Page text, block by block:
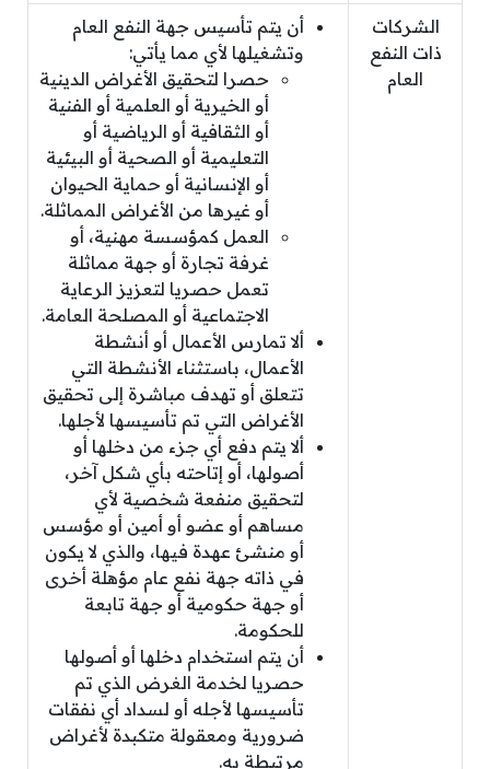
الشركات
ذات النفع
العام
أن يتم تأسيس جهة النفع العام
وتشغيلها لأي مما يأتي:
حصرا لتحقيق الأغراض الدينية
أو الخيرية أو العلمية أو الفنية
أو الثقافية أو الرياضية أو
التعليمية أو الصحية أو البيئية
أو الإنسانية أو حماية الحيوان
أو غيرها من الأغراض المماثلة.
العمل كمؤسسة مهنية، أو
غرفة تجارة أو جهة مماثلة
تعمل حصريا لتعزيز الرعاية
الاجتماعية أو المصلحة العامة.
ألا تمارس الأعمال أو أنشطة
الأعمال، باستثناء الأنشطة التي
تتعلق أو تهدف مباشرة إلى تحقيق
الأغراض التي تم تأسيسها لأجلها.
ألا يتم دفع أي جزء من دخلها أو
أصولها، أو إتاحته بأي شكل آخر،
لتحقيق منفعة شخصية لأي
مساهم أو عضو أو أمين أو مؤسس
أو منشئ عهدة فيها، والذي لا يكون
في ذاته جهة نفع عام مؤهلة أخرى
أو جهة حكومية أو جهة تابعة
للحكومة.
أن يتم استخدام دخلها أو أصولها
حصريا لخدمة الغرض الذي تم
تأسيسها لأجله أو لسداد أي نفقات
ضرورية ومعقولة متكبدة لأغراض
مرتبطة به.